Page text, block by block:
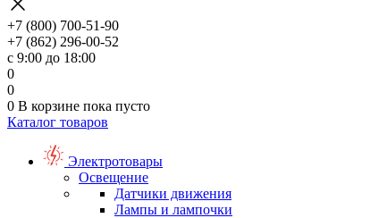
+7 (800) 700-51-90
+7 (862) 296-00-52
с 9:00 до 18:00
0
0
0 В корзине пока пусто
Каталог товаров
Электротовары
Освещение
Датчики движения
Лампы и лампочки